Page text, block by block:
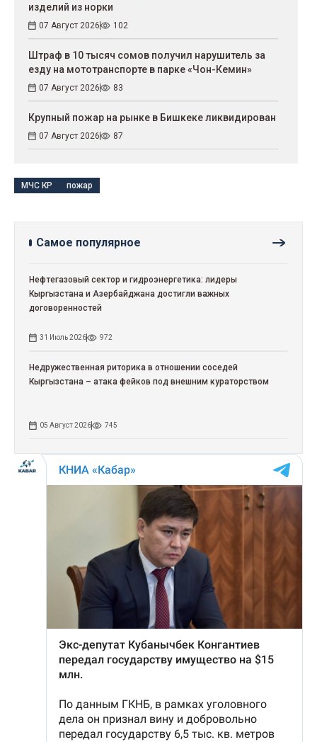
изделий из норки
07 Август 2026 102
Штраф в 10 тысяч сомов получил нарушитель за
езду на мототранспорте в парке «Чон-Кемин»
07 Август 2026 83
Крупный пожар на рынке в Бишкеке ликвидирован
07 Август 2026 87
МЧС КР пожар
Самое популярное
Нефтегазовый сектор и гидроэнергетика: лидеры
Кыргызстана и Азербайджана достигли важных
договоренностей
31 Июль 2026 972
Недружественная риторика в отношении соседей
Кыргызстана – атака фейков под внешним кураторством
05 Август 2026 745